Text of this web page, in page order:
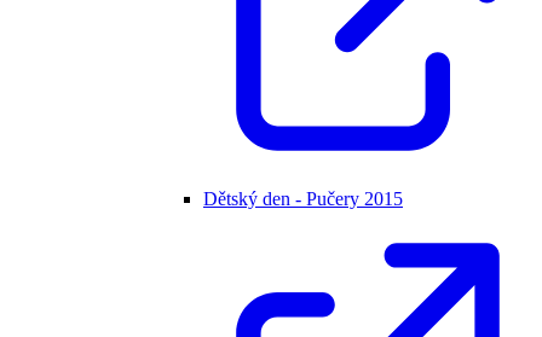
Dětský den - Pučery 2015